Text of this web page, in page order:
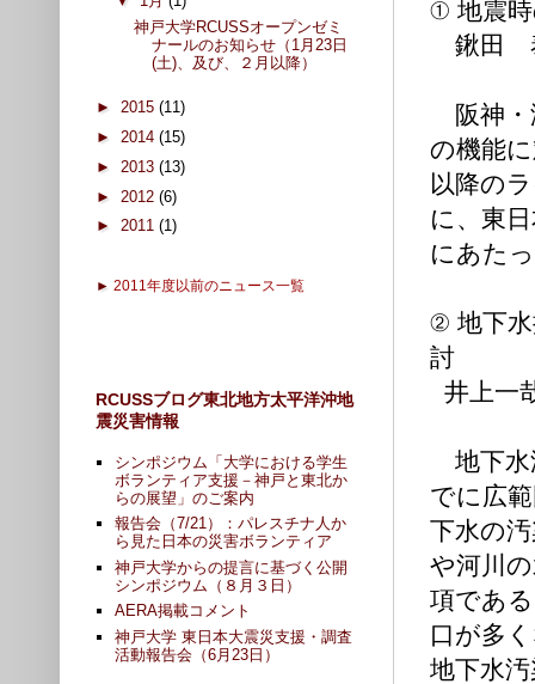
① 地震
鍬田
阪神・
の機能
以降の
に、東
にあた
② 地下
討
井上一
地下水
でに広
下水の
や河川
項であ
口が多
地下水
神戸大学RCUSSオープンゼミ
ナールのお知らせ（1月23日
(土)、及び、２月以降）
► 2015 (11)
► 2014 (15)
► 2013 (13)
► 2012 (6)
► 2011 (1)
► 2011年度以前のニュース一覧
RCUSSブログ東北地方太平洋沖地
震災害情報
シンポジウム「大学における学生
ボランティア支援－神戸と東北か
らの展望」のご案内
報告会（7/21）：パレスチナ人か
ら見た日本の災害ボランティア
神戸大学からの提言に基づく公開
シンポジウム（８月３日）
AERA掲載コメント
神戸大学 東日本大震災支援・調査
活動報告会（6月23日）